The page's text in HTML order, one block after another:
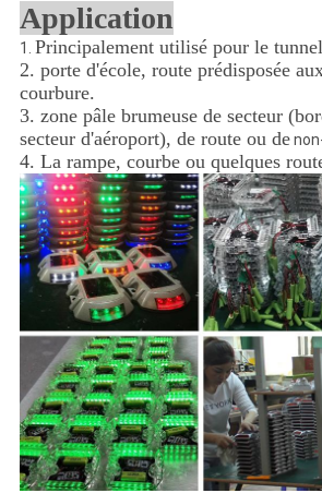
Application
1. Principalement utilisé pour le
2. porte d'école, route prédisposée
courbure.
3. zone pâle brumeuse de secteur
secteur d'aéroport), de route ou de
4. La rampe, courbe ou quelques